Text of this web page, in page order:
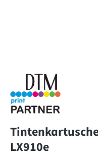
LX910e